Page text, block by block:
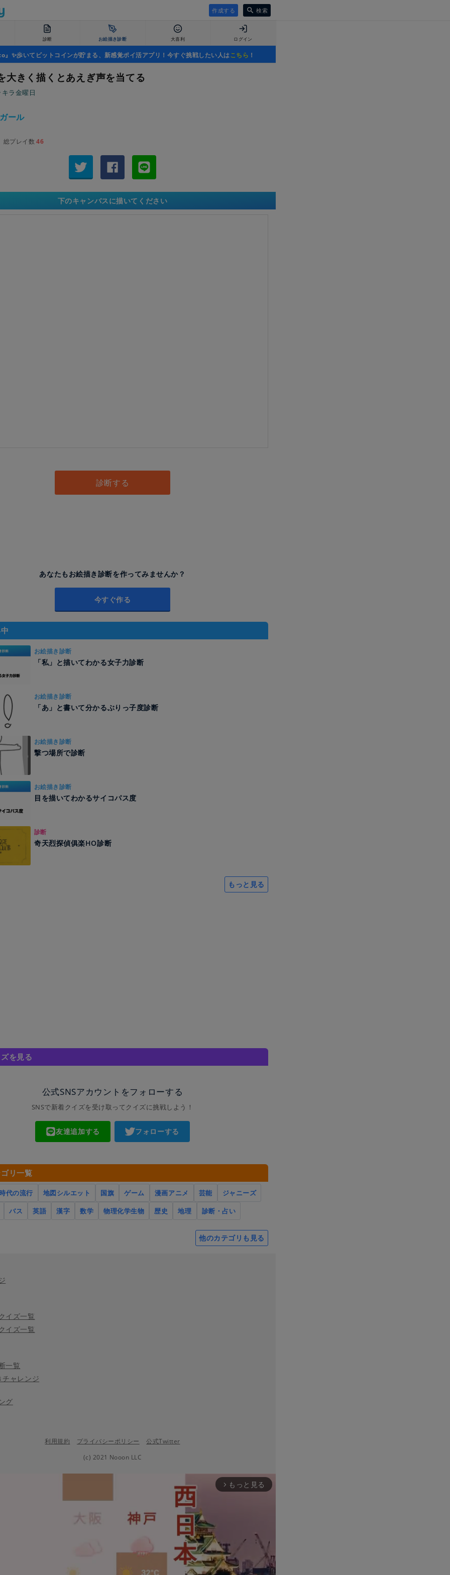
作成する 検索
診断 お絵描き診断 大喜利 ログイン
』✨歩いてビットコインが貯まる、新感覚ポイ活アプリ！今すぐ挑戦したい人はこちら ！
大きく描くとあえぎ声を当てる
ラ金曜日
ール
総プレイ数 46
下のキャンバスに描いてください
診断する
あなたもお絵描き診断を作ってみませんか？
今すぐ作る
お絵描き診断
「私」と描いてわかる女子力診断
お絵描き診断
「あ」と書いて分かるぶりっ子度診断
お絵描き診断
撃つ場所で診断
お絵描き診断
目を描いてわかるサイコパス度
診断
奇天烈探偵俱楽HO診断
もっと見る
を見る
公式SNSアカウントをフォローする
SNSで新着クイズを受け取ってクイズに挑戦しよう！
友達追加する フォローする
リ一覧
代の流行 地図シルエット 国旗 ゲーム 漫画アニメ 芸能
ジャニーズ
バス
英語 漢字 数学 物理化学生物 歴史 地理 診断・占い
他のカテゴリも見る
イズ一覧
イズ一覧
一覧
ャレンジ
グ
利用規約 プライバシーポリシー
公式Twitter
(c) 2021 Nooon LLC
arrow_forward_ios もっと見る